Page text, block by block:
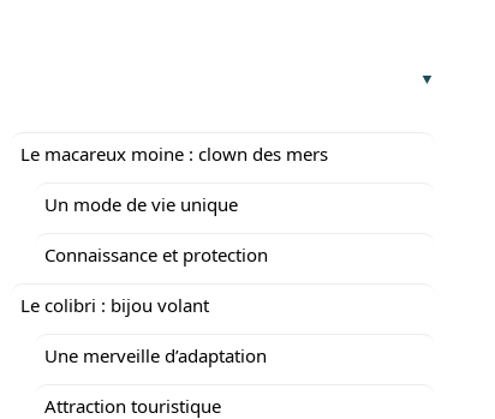
Le macareux moine : clown des mers
Un mode de vie unique
Connaissance et protection
Le colibri : bijou volant
Une merveille d’adaptation
Attraction touristique